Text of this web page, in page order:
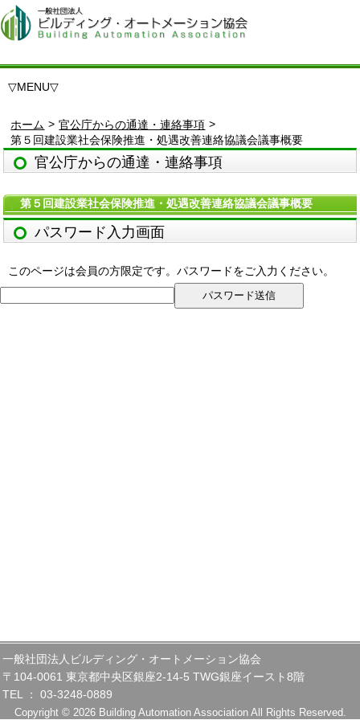
▽MENU▽
ホーム > 官公庁からの通達・連絡事項 >
第５回建設業社会保険推進・処遇改善連絡協議会議事概要
官公庁からの通達・連絡事項
第５回建設業社会保険推進・処遇改善連絡協議会議事概要
パスワード入力画面
このページは会員の方限定です。パスワードをご入力ください。
一般社団法人ビルディング・オートメーション協会
〒104-0061 東京都中央区銀座2-14-5 TWG銀座イースト8階
TEL ： 03-3248-0889
Copyright © 2026 Building Automation Association All Rights Reserved.